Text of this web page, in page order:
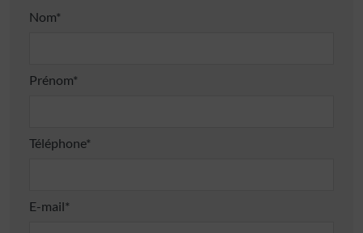
Nom*
Prénom*
Téléphone*
E-mail*